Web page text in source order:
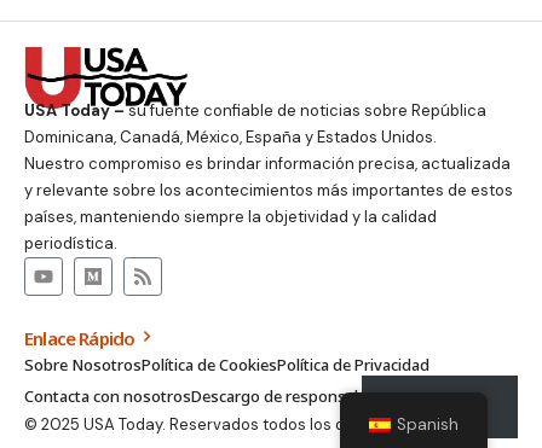
USA Today –su fuente confiable de noticias sobre República
Dominicana, Canadá, México, España y Estados Unidos.
Nuestro compromiso es brindar información precisa, actualizada
y relevante sobre los acontecimientos más importantes de estos
países, manteniendo siempre la objetividad y la calidad
periodística.
Enlace Rápido
Sobre NosotrosPolítica de CookiesPolítica de Privacidad
Contacta con nosotrosDescargo de responsabilidad
© 2025 USA Today. Reservados todos los derechos.Spanish